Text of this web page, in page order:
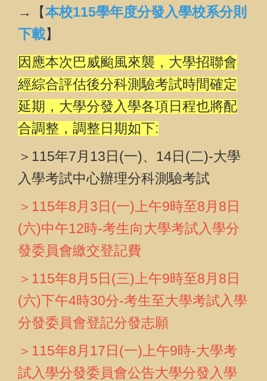
→【本校115學年度分發入學校系分則
下載】
因應本次巴威颱風來襲，大學招聯會
經綜合評估後分科測驗考試時間確定
延期，大學分發入學各項日程也將配
合調整，調整日期如下:
＞115年7月13日(一)、14日(二)-大學
入學考試中心辦理分科測驗考試
＞115年8月3日(一)上午9時至8月8日
(六)中午12時-考生向大學考試入學分
發委員會繳交登記費
＞115年8月5日(三)上午9時至8月8日
(六)下午4時30分-考生至大學考試入學
分發委員會登記分發志願
＞115年8月17日(一)上午9時-大學考
試入學分發委員會公告大學分發入學